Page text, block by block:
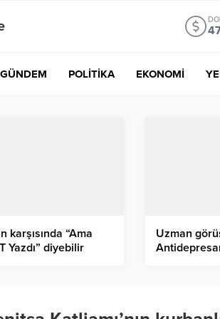
GÜNDEM POLİTİKA EKONOMİ
karşısında “Ama
Yazdı” diyebilir
Uzman